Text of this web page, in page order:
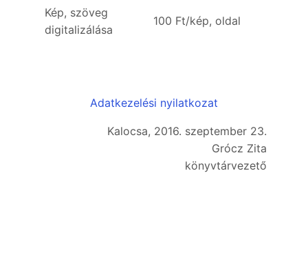
Kép, szöveg
digitalizálása
100 Ft/kép, oldal
Adatkezelési nyilatkozat
Kalocsa, 2016. szeptember 23.
Grócz Zita
könyvtárvezető